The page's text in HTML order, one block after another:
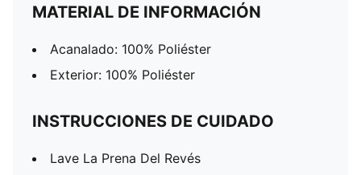
MATERIAL DE INFORMACIÓN
Acanalado: 100% Poliéster
Exterior: 100% Poliéster
INSTRUCCIONES DE CUIDADO
Lave La Prena Del Revés